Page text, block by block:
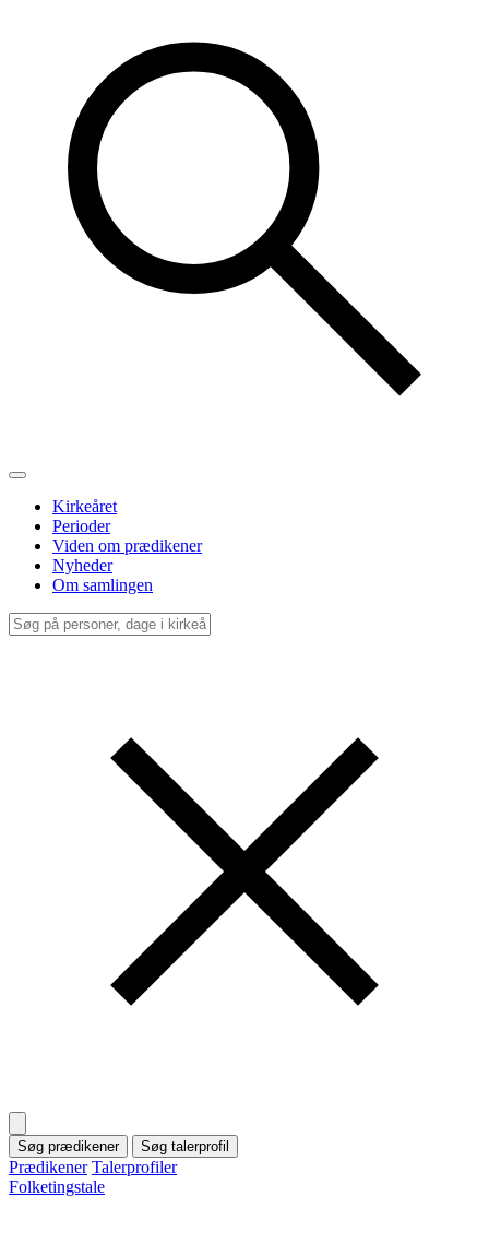
Kirkeåret
Perioder
Viden om prædikener
Nyheder
Om samlingen
Søg prædikener Søg talerprofil
Prædikener Talerprofiler
Folketingstale